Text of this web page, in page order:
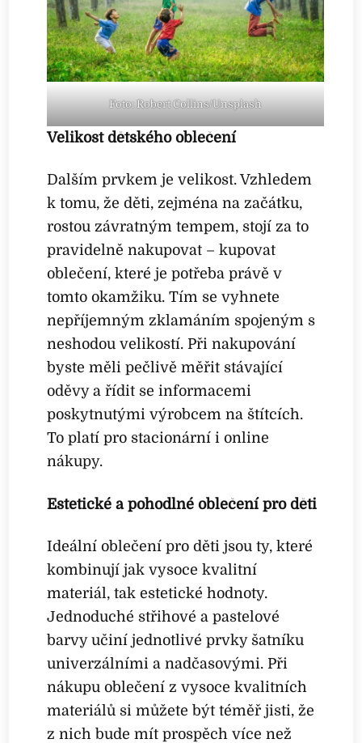
Foto: Robert Collins/Unsplash
Velikost dětského oblečení
Dalším prvkem je velikost. Vzhledem
k tomu, že děti, zejména na začátku,
rostou závratným tempem, stojí za to
pravidelně nakupovat – kupovat
oblečení, které je potřeba právě v
tomto okamžiku. Tím se vyhnete
nepříjemným zklamáním spojeným s
neshodou velikostí. Při nakupování
byste měli pečlivě měřit stávající
oděvy a řídit se informacemi
poskytnutými výrobcem na štítcích.
To platí pro stacionární i online
nákupy.
Estetické a pohodlné oblečení pro děti
Ideální oblečení pro děti jsou ty, které
kombinují jak vysoce kvalitní
materiál, tak estetické hodnoty.
Jednoduché střihové a pastelové
barvy učiní jednotlivé prvky šatníku
univerzálními a nadčasovými. Při
nákupu oblečení z vysoce kvalitních
materiálů si můžete být téměř jisti, že
z nich bude mít prospěch více než